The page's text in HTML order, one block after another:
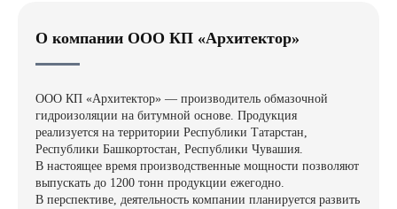
О компании ООО КП «Архитектор»
ООО КП «Архитектор» — производитель обмазочной
гидроизоляции на битумной основе. Продукция
реализуется на территории Республики Татарстан,
Республики Башкортостан, Республики Чувашия.
В настоящее время производственные мощности позволяют
выпускать до 1200 тонн продукции ежегодно.
В перспективе, деятельность компании планируется развить